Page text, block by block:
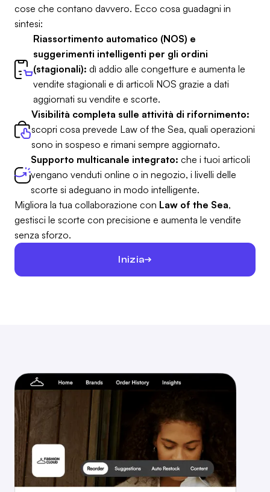
cose che contano davvero. Ecco cosa guadagni in
sintesi:
Riassortimento automatico (NOS) e
suggerimenti intelligenti per gli ordini
(stagionali): dì addio alle congetture e aumenta le
vendite stagionali e di articoli NOS grazie a dati
aggiornati su vendite e scorte.
Visibilità completa sulle attività di rifornimento:
scopri cosa prevede Law of the Sea, quali operazioni
sono in sospeso e rimani sempre aggiornato.
Supporto multicanale integrato: che i tuoi articoli
vengano venduti online o in negozio, i livelli delle
scorte si adeguano in modo intelligente.
Migliora la tua collaborazione con Law of the Sea,
gestisci le scorte con precisione e aumenta le vendite
senza sforzo.
Inizia